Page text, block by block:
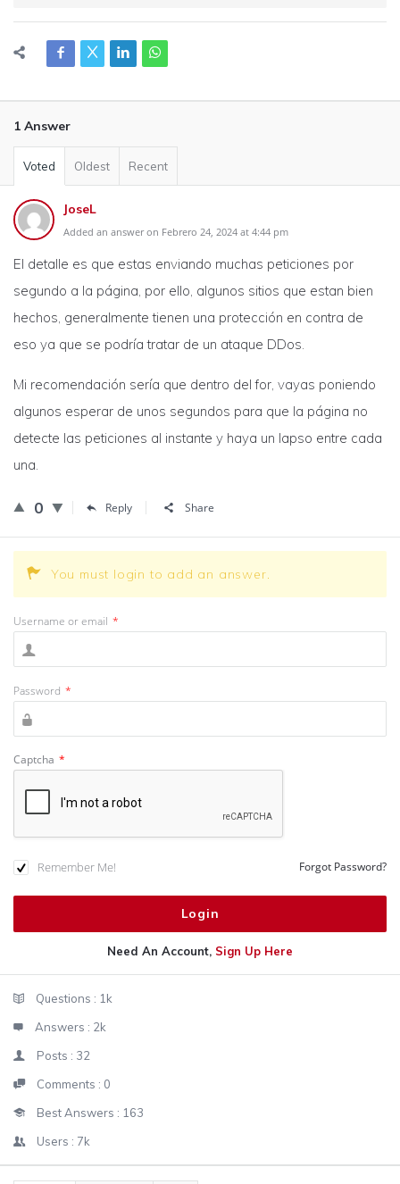
1 Answer
Voted Oldest Recent
JoseL
Added an answer on Febrero 24, 2024 at 4:44 pm
El detalle es que estas enviando muchas peticiones por
segundo a la página, por ello, algunos sitios que estan bien
hechos, generalmente tienen una protección en contra de
eso ya que se podría tratar de un ataque DDos.
Mi recomendación sería que dentro del for, vayas poniendo
algunos esperar de unos segundos para que la página no
detecte las peticiones al instante y haya un lapso entre cada
una.
0 Reply Share
You must login to add an answer.
Username or email *
Password *
Captcha *
Remember Me! Forgot Password?
Need An Account, Sign Up Here
StatsQuestions : 1k
Answers : 2k
Posts : 32
Comments : 0
Best Answers : 163
Users : 7k